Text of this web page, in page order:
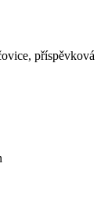
příspěvková